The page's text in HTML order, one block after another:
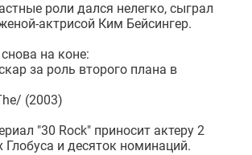
роли дался нелегко, сыграл
актрисой Ким Бейсингер.
на коне:
за роль второго плана в
(2003)
"30 Rock" приносит актеру 2
и десяток номинаций.